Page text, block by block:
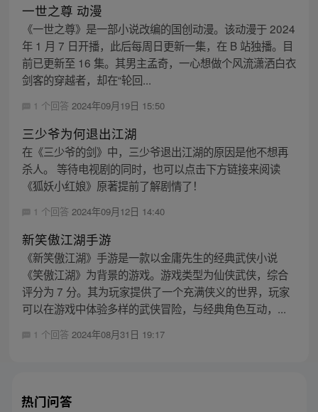
一世之尊 动漫
《一世之尊》是一部小说改编的国创动漫。该动漫于 2024
年 1 月 7 日开播，此后每周日更新一集，在 B 站独播。目
前已更新至 16 集。其男主孟奇，一心想做个风流潇洒白衣
剑客的穿越者，却在“轮回...
1 个回答 2024年09月19日 15:50
三少爷为何退出江湖
在《三少爷的剑》中，三少爷退出江湖的原因是他不想再
杀人。 等待电视剧的同时，也可以点击下方链接来阅读
《狐妖小红娘》原著提前了解剧情了！
1 个回答 2024年09月12日 14:40
新笑傲江湖手游
《新笑傲江湖》手游是一款以金庸先生的经典武侠小说
《笑傲江湖》为背景的游戏。游戏类型为仙侠武侠，综合
评分为 7 分。其为玩家提供了一个充满侠义的世界，玩家
可以在游戏中体验多样的武侠冒险，与经典角色互动，...
1 个回答 2024年08月31日 19:17
热门问答